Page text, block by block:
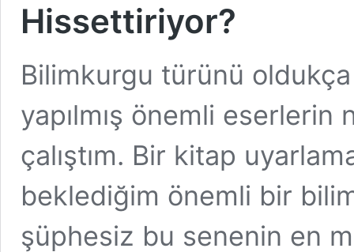
Hissettiriyor?
Bilimkurgu türünü
yapılmış önemli
çalıştım. Bir kitap
beklediğim önemli bir
şüphesiz bu senenin en